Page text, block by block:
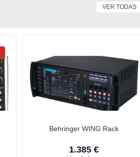
VER TODAS
Behringer WING Rack
1.385 €